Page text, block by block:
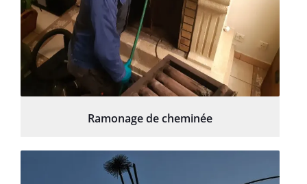
Ramonage de cheminée